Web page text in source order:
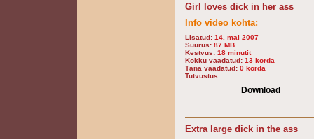
Girl loves dick in her ass
Info video kohta:
Lisatud: 14. mai 2007
Suurus: 87 MB
Kestvus: 18 minutit
Kokku vaadatud: 13 korda
Täna vaadatud: 0 korda
Tutvustus:
Download
Extra large dick in the ass